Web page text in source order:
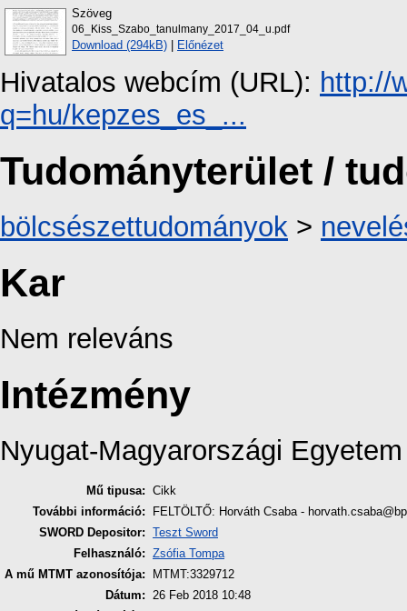
Szöveg
06_Kiss_Szabo_tanulmany_2017_04_u.pdf
Download (294kB) | Előnézet
Hivatalos webcím (URL): http://
q=hu/kepzes_es_...
Tudományterület /
bölcsészettudományok >
Kar
Nem releváns
Intézmény
Nyugat-Magyarországi Egyetem
Mű tipusa: Cikk
További információ:
FELTÖLTŐ: Horváth Csaba -
SWORD Depositor: Teszt Sword
Felhasználó: Zsófia Tompa
A mű MTMT azonosítója:
MTMT:3329712
Dátum: 26 Feb 2018 10:48